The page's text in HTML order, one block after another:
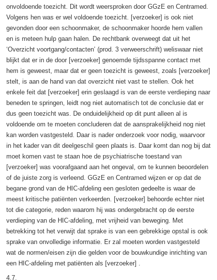
onvoldoende toezicht. Dit wordt weersproken door GGzE en Centramed.
Volgens hen was er wel voldoende toezicht. [verzoeker] is ook niet
gevonden door een schoonmaker, de schoonmaker hoorde hem vallen
en is meteen hulp gaan halen. De rechtbank overweegt dat uit het
‘Overzicht voortgang/contacten’ (prod. 3 verweerschrift) weliswaar niet
blijkt dat er in de door [verzoeker] genoemde tijdsspanne contact met
hem is geweest, maar dat er geen toezicht is geweest, zoals [verzoeker]
stelt, is aan de hand van dat overzicht niet vast te stellen. Ook het
enkele feit dat [verzoeker] erin geslaagd is van de eerste verdieping naar
beneden te springen, leidt nog niet automatisch tot de conclusie dat er
dus geen toezicht was. De onduidelijkheid op dit punt alleen al is
voldoende om te moeten concluderen dat de aansprakelijkheid nog niet
kan worden vastgesteld. Daar is nader onderzoek voor nodig, waarvoor
in het kader van dit deelgeschil geen plaats is. Daar komt dan nog bij dat
moet komen vast te staan hoe de psychiatrische toestand van
[verzoeker] was voorafgaand aan het ongeval, om te kunnen beoordelen
of de juiste zorg is verleend. GGzE en Centramed wijzen er op dat de
begane grond van de HIC-afdeling een gesloten gedeelte is waar de
meest kritische patiënten verkeerden. [verzoeker] behoorde echter niet
tot die categorie, reden waarom hij was ondergebracht op de eerste
verdieping van de HIC-afdeling, met vrijheid van beweging. Met
betrekking tot het verwijt dat sprake is van een gebrekkige opstal is ook
sprake van onvolledige informatie. Er zal moeten worden vastgesteld
wat de normen/eisen zijn die gelden voor de bouwkundige inrichting van
een HIC-afdeling met patiënten als [verzoeker] .
4.7.